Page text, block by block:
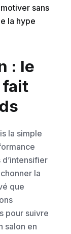
sans
la hype
: le
fait
la simple
la
que
pour suivre
salon en